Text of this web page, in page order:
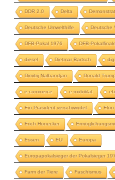
DDR 2.0 Delta
Deutsche Umwelthilfe Deutsche
DFB-Pokal 1976 DFB-
diesel Dietmar Bartsch
Dimitrij Nalbandjan Donald
e-commerce e-mobilität
Ein Präsident verschwindet Elon
Erich Honecker
Essen EU Europa
Europapokalsieger der Pokalsieger
Farm der Tiere Faschismus